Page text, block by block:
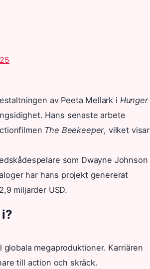
av Peeta Mellark i Hunger
Hans senaste arbete
The Beekeeper, vilket visar
som Dwayne Johnson
har hans projekt genererat
miljarder USD.
megaproduktioner. Karriären
till action och skräck.